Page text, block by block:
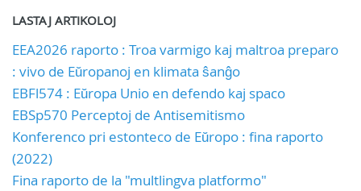
LASTAJ ARTIKOLOJ
EEA2026 raporto : Troa varmigo kaj maltroa preparo
: vivo de Eŭropanoj en klimata ŝanĝo
EBFl574 : Eŭropa Unio en defendo kaj spaco
EBSp570 Perceptoj de Antisemitismo
Konferenco pri estonteco de Eŭropo : fina raporto
(2022)
Fina raporto de la "multlingva platformo"